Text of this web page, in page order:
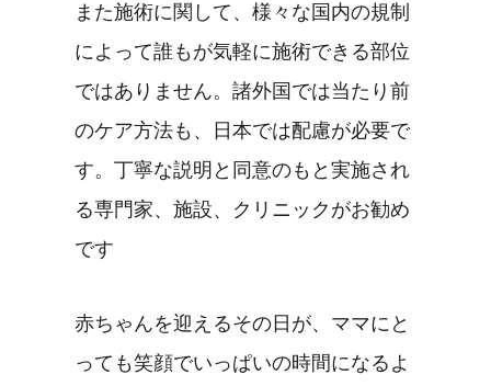
また施術に関して、様々な国内の規制
によって誰もが気軽に施術できる部位
ではありません。諸外国では当たり前
のケア方法も、日本では配慮が必要で
す。丁寧な説明と同意のもと実施され
る専門家、施設、クリニックがお勧め
です
赤ちゃんを迎えるその日が、ママにと
っても笑顔でいっぱいの時間になるよ